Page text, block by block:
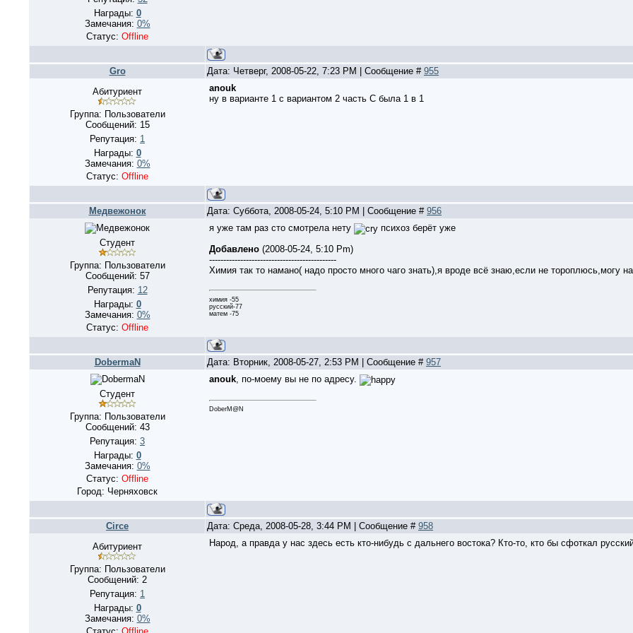
Награды: 0
Замечания: 0%
Статус: Offline
Gro Дата: Четверг, 2008-05-22, 7:23 PM | Сообщение # 955
Абитуриент
Группа: Пользователи
Сообщений: 15
Репутация: 1
Награды: 0
Замечания: 0%
Статус: Offline
anouk
ну в варианте 1 с вариантом 2 часть С была 1 в 1
Медвежонок Дата: Суббота, 2008-05-24, 5:10 PM | Сообщение # 956
Студент
Группа: Пользователи
Сообщений: 57
Репутация: 12
Награды: 0
Замечания: 0%
Статус: Offline
я уже там раз сто смотрела нету
психоз берёт уже
Добавлено (2008-05-24, 5:10 Pm)
---------------------------------------------
Химия так то намано( надо просто много чаго знать),я вроде всё знаю,если не тороплюсь,могу
химия -55
русский-77
матем -75
DobermaN Дата: Вторник, 2008-05-27, 2:53 PM | Сообщение # 957
Студент
Группа: Пользователи
Сообщений: 43
Репутация: 3
Награды: 0
Замечания: 0%
Статус: Offline
Город: Черняховск
anouk, по-моему вы не по адресу.
DoberM@N
Circe Дата: Среда, 2008-05-28, 3:44 PM | Сообщение # 958
Абитуриент
Группа: Пользователи
Сообщений: 2
Репутация: 1
Награды: 0
Замечания: 0%
Народ, а правда у нас здесь есть кто-нибудь с дальнего востока? Кто-то, кто бы сфоткал